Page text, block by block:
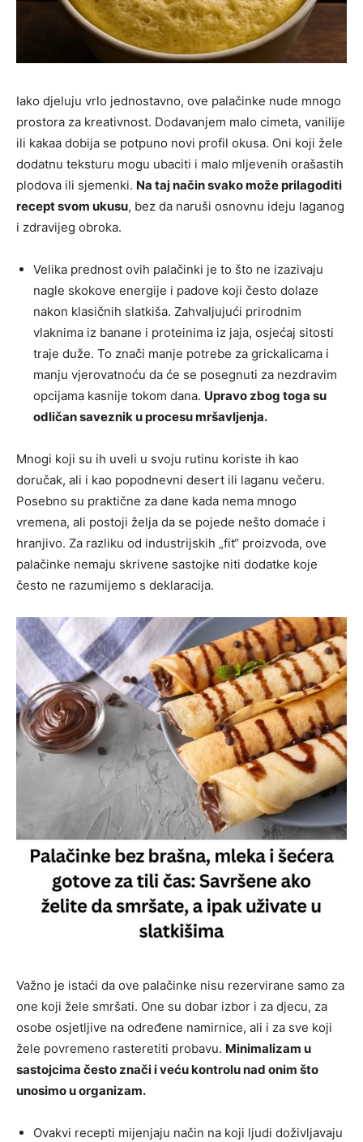
Iako djeluju vrlo jednostavno, ove palačinke nude mnogo
prostora za kreativnost. Dodavanjem malo cimeta, vanilije
ili kakaa dobija se potpuno novi profil okusa. Oni koji žele
dodatnu teksturu mogu ubaciti i malo mljevenih orašastih
plodova ili sjemenki. Na taj način svako može prilagoditi
recept svom ukusu, bez da naruši osnovnu ideju laganog
i zdravijeg obroka.
Velika prednost ovih palačinki je to što ne izazivaju
nagle skokove energije i padove koji često dolaze
nakon klasičnih slatkiša. Zahvaljujući prirodnim
vlaknima iz banane i proteinima iz jaja, osjećaj sitosti
traje duže. To znači manje potrebe za grickalicama i
manju vjerovatnoću da će se posegnuti za nezdravim
opcijama kasnije tokom dana. Upravo zbog toga su
odličan saveznik u procesu mršavljenja.
Mnogi koji su ih uveli u svoju rutinu koriste ih kao
doručak, ali i kao popodnevni desert ili laganu večeru.
Posebno su praktične za dane kada nema mnogo
vremena, ali postoji želja da se pojede nešto domaće i
hranjivo. Za razliku od industrijskih „fit“ proizvoda, ove
palačinke nemaju skrivene sastojke niti dodatke koje
često ne razumijemo s deklaracija.
Važno je istaći da ove palačinke nisu rezervirane samo za
one koji žele smršati. One su dobar izbor i za djecu, za
osobe osjetljive na određene namirnice, ali i za sve koji
žele povremeno rasteretiti probavu. Minimalizam u
sastojcima često znači i veću kontrolu nad onim što
unosimo u organizam.
Ovakvi recepti mijenjaju način na koji ljudi doživljavaju